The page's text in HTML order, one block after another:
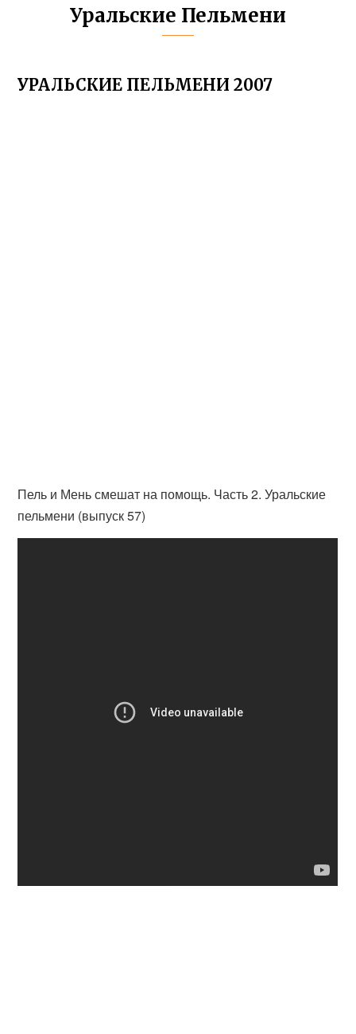
Уральские Пельмени
УРАЛЬСКИЕ ПЕЛЬМЕНИ 2007
Пель и Мень смешат на помощь. Часть 2. Уральские
пельмени (выпуск 57)